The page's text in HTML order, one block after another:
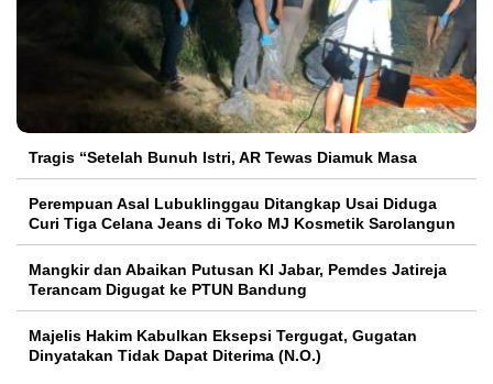
Tragis “Setelah Bunuh Istri, AR Tewas Diamuk Masa
Perempuan Asal Lubuklinggau Ditangkap Usai Diduga
Curi Tiga Celana Jeans di Toko MJ Kosmetik Sarolangun
Mangkir dan Abaikan Putusan KI Jabar, Pemdes Jatireja
Terancam Digugat ke PTUN Bandung
Majelis Hakim Kabulkan Eksepsi Tergugat, Gugatan
Dinyatakan Tidak Dapat Diterima (N.O.)